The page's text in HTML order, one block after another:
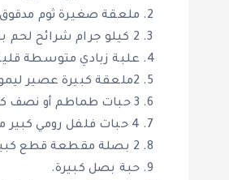
ملعقة صغيرة ثوم
2 كيلو جرام شرائح لحم بقري فيليه (ستيك).
علبة زبادي متوسطة
2ملعقة كبيرة عصير ليمون.
3 حبات طماطم أو نصف كيلو طماطم للشوي.
4 حبات فلفل رومي كبير مقطعة للشوي.
2 بصلة مقطعة قطع كبيرة للشوي.
حبة بصل كبيرة.